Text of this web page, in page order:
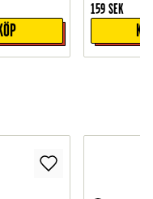
KÖP
159 SEK